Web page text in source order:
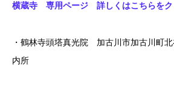
横蔵寺 専用ページ 詳しくはこちらをク
・鶴林寺頭塔真光院 加古川市加古川町
内所